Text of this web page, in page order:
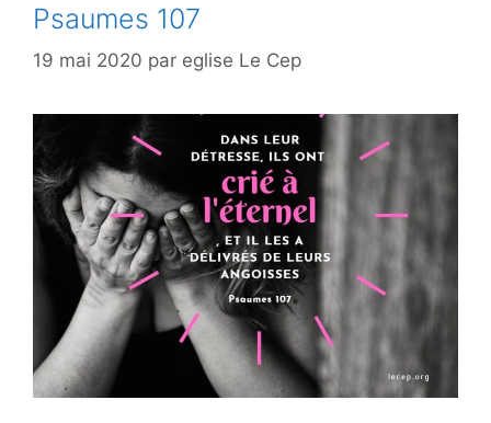
Psaumes 107
19 mai 2020 par eglise Le Cep